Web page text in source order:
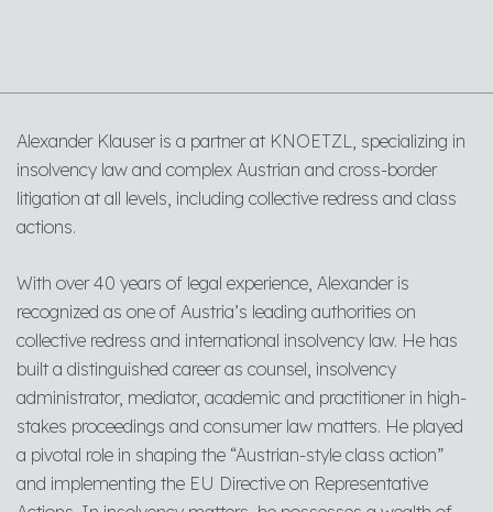
Alexander Klauser is a partner at KNOETZL, specializing in
insolvency law and complex Austrian and cross-border
litigation at all levels, including collective redress and class
actions.
With over 40 years of legal experience, Alexander is
recognized as one of Austria’s leading authorities on
collective redress and international insolvency law. He has
built a distinguished career as counsel, insolvency
administrator, mediator, academic and practitioner in high-
stakes proceedings and consumer law matters. He played
a pivotal role in shaping the “Austrian-style class action”
and implementing the EU Directive on Representative